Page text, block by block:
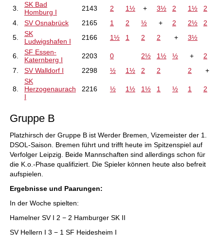
3.
SK Bad
Homburg I
2143 2 1½ + 3½ 2 1½
2
4.
SV Osnabrück 2165 1 2 ½ + 2 2½
2
5.
SK
Ludwigshafen I
2166 1½ 1 2 2 + 3½
6.
SF Essen-
Katernberg I
2203 0 2½ 1½ ½ +
2
7.
SV Walldorf I 2298 ½ 1½ 2 2 2 +
8.
SK
Herzogenaurach
I
2216 ½ 1½ 1½ 1 ½ 1 2
Gruppe B
Platzhirsch der Gruppe B ist Werder Bremen, Vizemeister der 1.
DSOL-Saison. Bremen führt und trifft heute im Spitzenspiel auf
Verfolger Leipzig. Beide Mannschaften sind allerdings schon für
die K.o.-Phase qualifiziert. Die Spieler können heute also befreit
aufspielen.
Ergebnisse und Paarungen:
In der Woche spielten:
Hamelner SV I 2 − 2 Hamburger SK II
SV Hellern I 3 − 1 SF Heidesheim I